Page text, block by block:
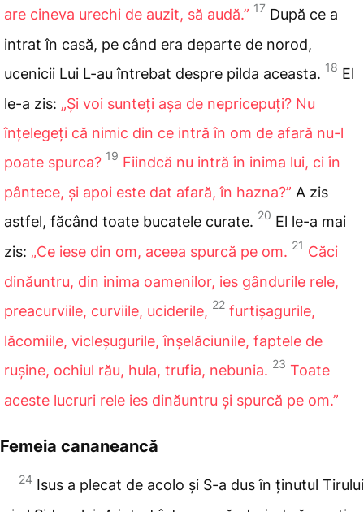
are cineva urechi de auzit, să audă.” 17 După ce a
intrat în casă, pe când era departe de norod,
ucenicii Lui L-au întrebat despre pilda aceasta. 18 El
le-a zis: „Și voi sunteți așa de nepricepuți? Nu
înțelegeți că nimic din ce intră în om de afară nu-l
poate spurca? 19 Fiindcă nu intră în inima lui, ci în
pântece, și apoi este dat afară, în hazna?” A zis
astfel, făcând toate bucatele curate. 20 El le-a mai
zis: „Ce iese din om, aceea spurcă pe om. 21 Căci
dinăuntru, din inima oamenilor, ies gândurile rele,
preacurviile, curviile, uciderile, 22 furtișagurile,
lăcomiile, vicleșugurile, înșelăciunile, faptele de
rușine, ochiul rău, hula, trufia, nebunia. 23 Toate
aceste lucruri rele ies dinăuntru și spurcă pe om.”
Femeia cananeancă
24 Isus a plecat de acolo și S-a dus în ținutul Tirului